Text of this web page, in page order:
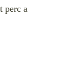
perc a